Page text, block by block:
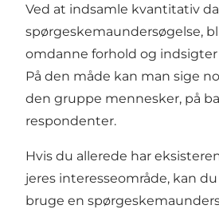
Ved at indsamle kvantitativ
spørgeskemaundersøgelse,
omdanne forhold og
På den måde kan man sige
den gruppe mennesker, på
respondenter.
Hvis du allerede har
jeres interesseområde, kan
bruge en